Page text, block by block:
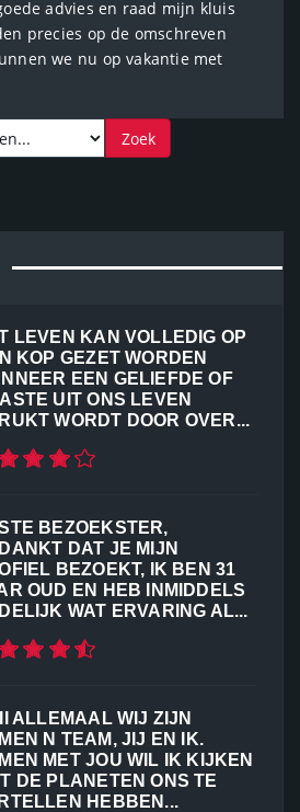
advies en raad mijn kluis
precies op de omschreven
we nu op vakantie met
LEVEN KAN VOLLEDIG OP
KOP GEZET WORDEN
EEN GELIEFDE OF
UIT ONS LEVEN
WORDT DOOR OVER...
BEZOEKSTER,
DAT JE MIJN
BEZOEKT, IK BEN 31
OUD EN HEB INMIDDELS
WAT ERVARING AL...
ALLEMAAL WIJ ZIJN
N TEAM, JIJ EN IK.
MET JOU WIL IK KIJKEN
DE PLANETEN ONS TE
HEBBEN...